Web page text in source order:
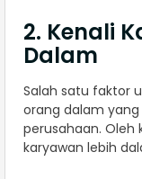
2. Kenali
Dalam
Salah satu faktor
orang dalam
perusahaan. Oleh
karyawan lebih